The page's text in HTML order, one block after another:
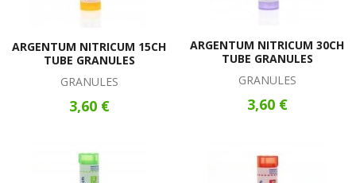
ARGENTUM NITRICUM 15CH
TUBE GRANULES
GRANULES
3,60 €
ARGENTUM NITRICUM 30CH
TUBE GRANULES
GRANULES
3,60 €